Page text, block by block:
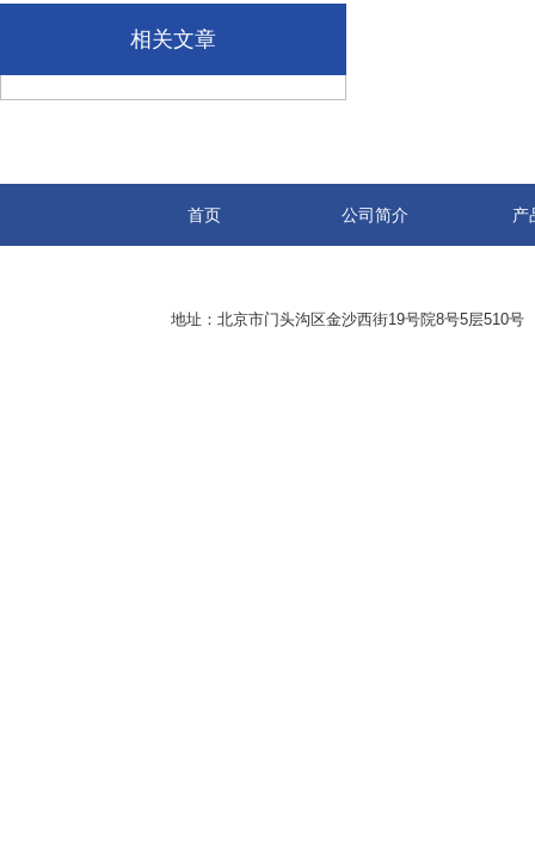
相关文章
首页 公司简介 产
地址：北京市门头沟区金沙西街19号院8号5层510